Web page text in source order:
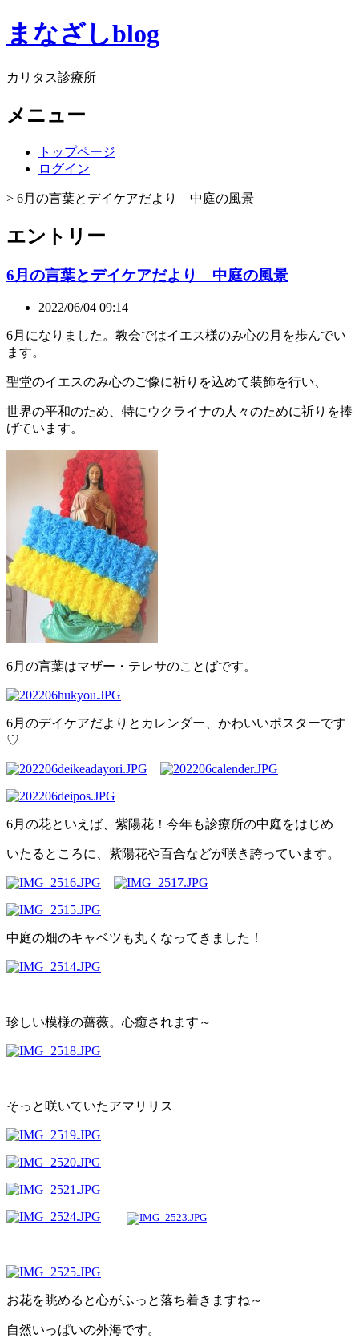
まなざしblog
カリタス診療所
メニュー
トップページ
ログイン
> 6月の言葉とデイケアだより 中庭の風景
エントリー
6月の言葉とデイケアだより 中庭の風景
2022/06/04 09:14
6月になりました。教会ではイエス様のみ心の月を歩んでい
ます。
聖堂のイエスのみ心のご像に祈りを込めて装飾を行い、
世界の平和のため、特にウクライナの人々のために祈りを捧
げています。
6月の言葉はマザー・テレサのことばです。
6月のデイケアだよりとカレンダー、かわいいポスターです
♡
6月の花といえば、紫陽花！今年も診療所の中庭をはじめ
いたるところに、紫陽花や百合などが咲き誇っています。
中庭の畑のキャベツも丸くなってきました！
珍しい模様の薔薇。心癒されます～
そっと咲いていたアマリリス
お花を眺めると心がふっと落ち着きますね～
自然いっぱいの外海です。